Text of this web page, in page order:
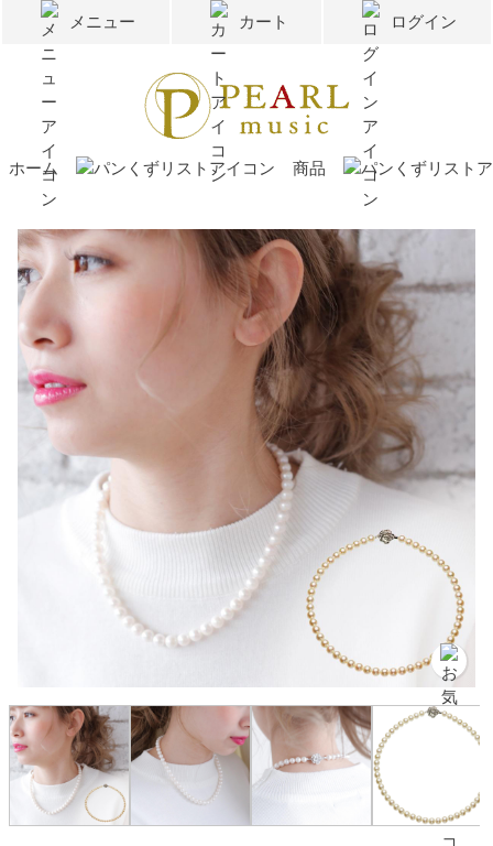
メニュー カート ログイン
ホーム 商品